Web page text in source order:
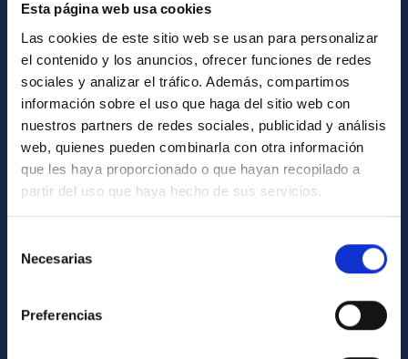
Esta página web usa cookies
Las cookies de este sitio web se usan para personalizar
el contenido y los anuncios, ofrecer funciones de redes
sociales y analizar el tráfico. Además, compartimos
información sobre el uso que haga del sitio web con
nuestros partners de redes sociales, publicidad y análisis
web, quienes pueden combinarla con otra información
que les haya proporcionado o que hayan recopilado a
partir del uso que haya hecho de sus servicios.
Necesarias
Preferencias
Directorio de personal
Biblioteca
Registro general
INFORMACIÓN INSTITUCIONAL
Legislación
Transparencia
Código ético y política antifraude
Igualdad y diversidad de género
Medio Ambiente y Sostenibilidad